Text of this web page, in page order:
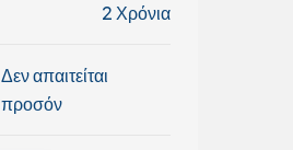
2 Χρόνια
Δεν απαιτείται
προσόν